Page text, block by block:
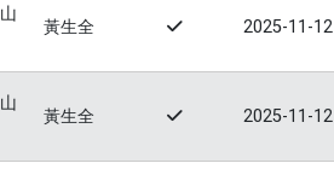
黃生全 2025-11-12
黃生全 2025-11-12